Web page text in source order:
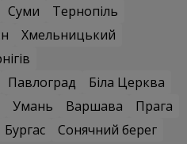
Суми
Тернопіль
Хмельницький
Павлоград
Біла Церква
Умань Варшава
Прага
Бургас
Сонячний берег